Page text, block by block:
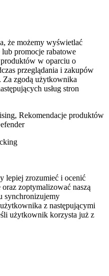
że możemy wyświetlać
promocje rabatowe
w oparciu o
przeglądania i zakupów
Za zgodą użytkownika
usług stron
Rekomendacje produktów
lepiej zrozumieć i ocenić
zoptymalizować naszą
synchronizujemy
z następującymi
użytkownik korzysta już z